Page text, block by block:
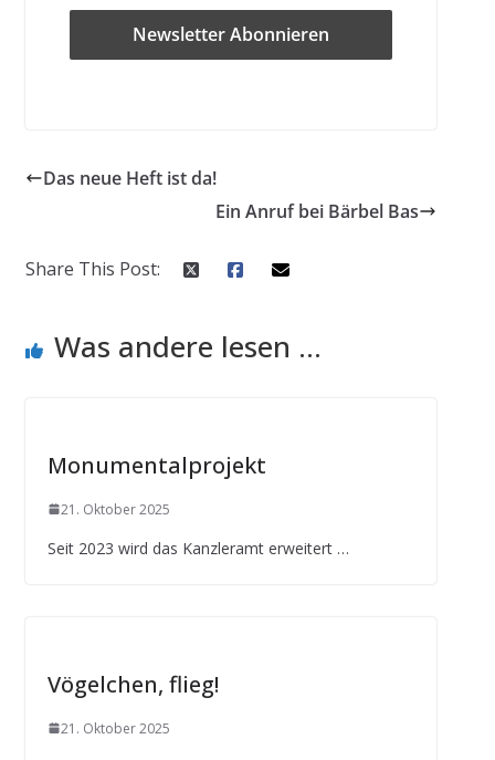
Das neue Heft ist da!
Ein Anruf bei Bärbel Bas
Share This Post:
Was andere lesen ...
Monumentalprojekt
21. Oktober 2025
Seit 2023 wird das Kanzleramt erweitert …
Vögelchen, flieg!
21. Oktober 2025